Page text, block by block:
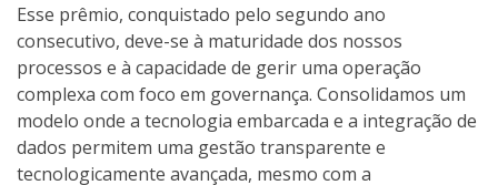
Esse prêmio, conquistado pelo segundo ano
consecutivo, deve-se à maturidade dos nossos
processos e à capacidade de gerir uma operação
complexa com foco em governança. Consolidamos um
modelo onde a tecnologia embarcada e a integração de
dados permitem uma gestão transparente e
tecnologicamente avançada, mesmo com a